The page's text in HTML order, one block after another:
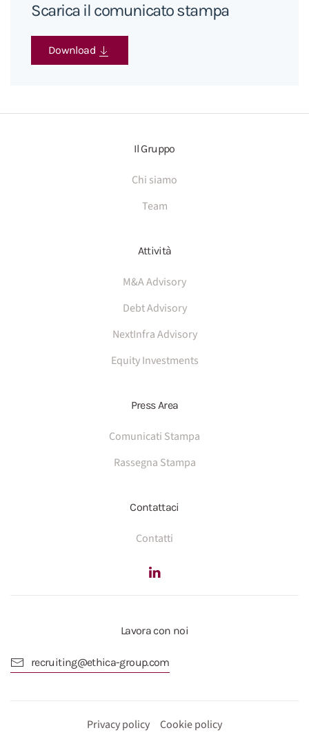
Scarica il comunicato stampa
Download
Il Gruppo
Chi siamo
Team
Attività
M&A Advisory
Debt Advisory
NextInfra Advisory
Equity Investments
Press Area
Comunicati Stampa
Rassegna Stampa
Contattaci
Contatti
Lavora con noi
recruiting@ethica-group.com
Privacy policy Cookie policy